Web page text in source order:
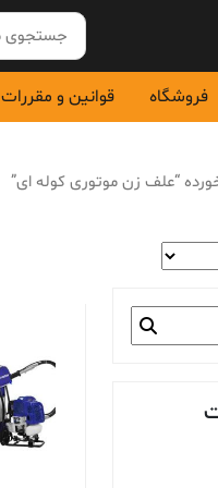
فروشگاه قوانین و مقررات
“علف زن موتوری کوله ای”